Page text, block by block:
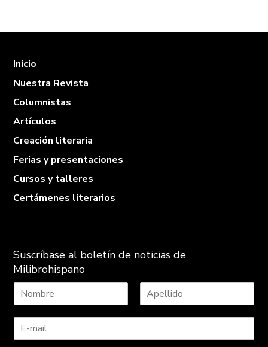
Inicio
Nuestra Revista
Columnistas
Artículos
Creación literaria
Ferias y presentaciones
Cursos y talleres
Certámenes literarios
Suscríbase al boletín de noticias de
Milibrohispano
o
b
p
l